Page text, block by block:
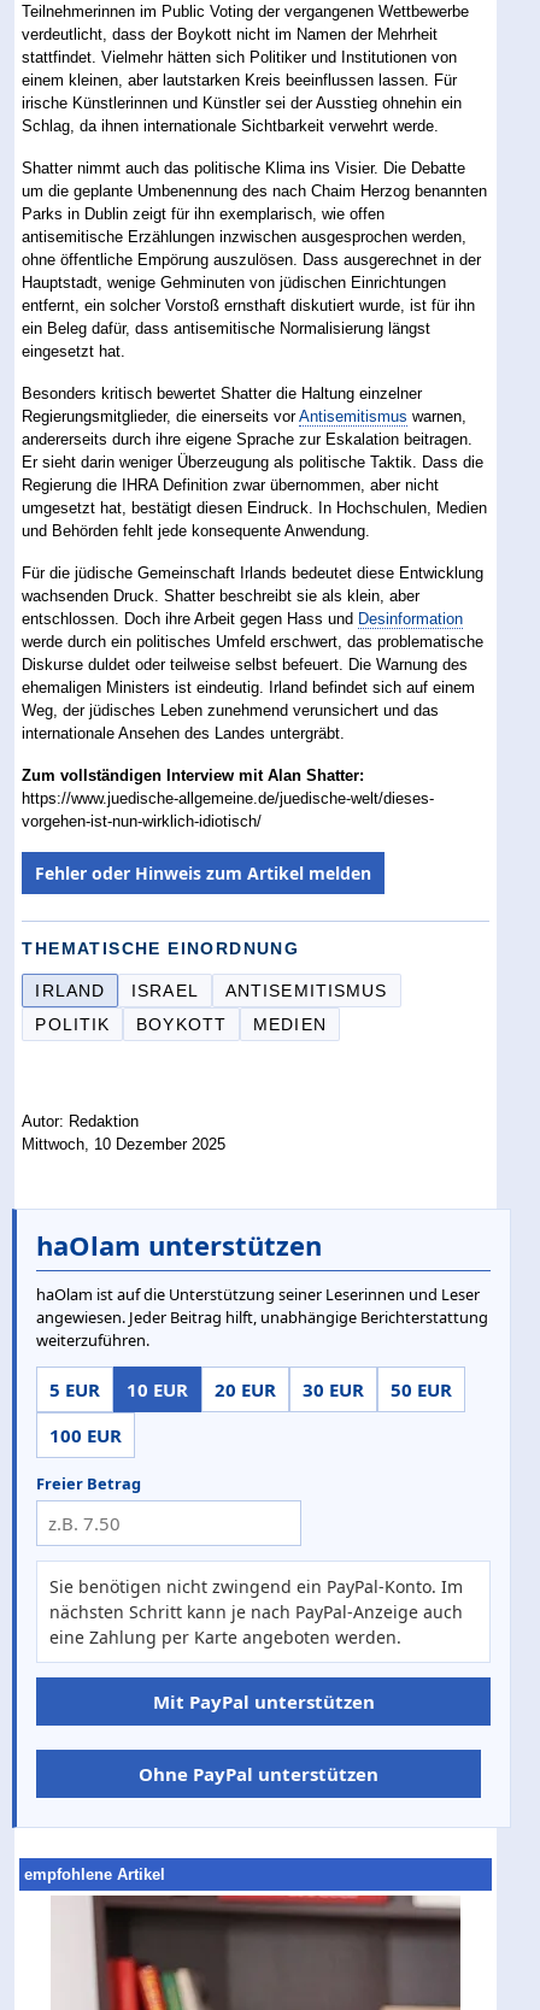
Teilnehmerinnen im Public Voting der vergangenen Wettbewerbe
verdeutlicht, dass der Boykott nicht im Namen der Mehrheit
stattfindet. Vielmehr hätten sich Politiker und Institutionen von
einem kleinen, aber lautstarken Kreis beeinflussen lassen. Für
irische Künstlerinnen und Künstler sei der Ausstieg ohnehin ein
Schlag, da ihnen internationale Sichtbarkeit verwehrt werde.
Shatter nimmt auch das politische Klima ins Visier. Die Debatte
um die geplante Umbenennung des nach Chaim Herzog benannten
Parks in Dublin zeigt für ihn exemplarisch, wie offen
antisemitische Erzählungen inzwischen ausgesprochen werden,
ohne öffentliche Empörung auszulösen. Dass ausgerechnet in der
Hauptstadt, wenige Gehminuten von jüdischen Einrichtungen
entfernt, ein solcher Vorstoß ernsthaft diskutiert wurde, ist für ihn
ein Beleg dafür, dass antisemitische Normalisierung längst
eingesetzt hat.
Besonders kritisch bewertet Shatter die Haltung einzelner
Regierungsmitglieder, die einerseits vorAntisemitismus warnen,
andererseits durch ihre eigene Sprache zur Eskalation beitragen.
Er sieht darin weniger Überzeugung als politische Taktik. Dass die
Regierung die IHRA Definition zwar übernommen, aber nicht
umgesetzt hat, bestätigt diesen Eindruck. In Hochschulen, Medien
und Behörden fehlt jede konsequente Anwendung.
Für die jüdische Gemeinschaft Irlands bedeutet diese Entwicklung
wachsenden Druck. Shatter beschreibt sie als klein, aber
entschlossen. Doch ihre Arbeit gegen Hass und Desinformation
werde durch ein politisches Umfeld erschwert, das problematische
Diskurse duldet oder teilweise selbst befeuert. Die Warnung des
ehemaligen Ministers ist eindeutig. Irland befindet sich auf einem
Weg, der jüdisches Leben zunehmend verunsichert und das
internationale Ansehen des Landes untergräbt.
Zum vollständigen Interview mit Alan Shatter:
https://www.juedische-allgemeine.de/juedische-welt/dieses-
vorgehen-ist-nun-wirklich-idiotisch/
Fehler oder Hinweis zum Artikel melden
THEMATISCHE EINORDNUNG
IRLAND ISRAEL
ANTISEMITISMUS
POLITIK
BOYKOTT MEDIEN
Autor: Redaktion
Mittwoch, 10 Dezember 2025
haOlam unterstützen
haOlam ist auf die Unterstützung seiner Leserinnen und Leser
angewiesen. Jeder Beitrag hilft, unabhängige Berichterstattung
weiterzuführen.
5 EUR 10 EUR 20 EUR 30 EUR
50 EUR
100 EUR
Freier Betrag
Sie benötigen nicht zwingend ein PayPal-Konto. Im
nächsten Schritt kann je nach PayPal-Anzeige auch
eine Zahlung per Karte angeboten werden.
Mit PayPal unterstützen
Ohne PayPal unterstützen
empfohlene Artikel